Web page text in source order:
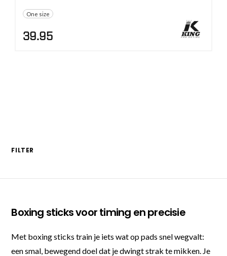
One size
39.95
FILTER
Boxing sticks voor timing en precisie
Met boxing sticks train je iets wat op pads snel wegvalt:
een smal, bewegend doel dat je dwingt strak te mikken. Je